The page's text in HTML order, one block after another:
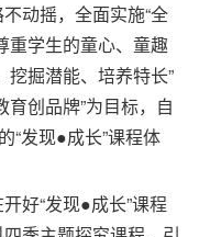
动摇，全面实施“全
重学生的童心、童趣
挖掘潜能、培养特长”
创品牌”为目标，自
“发现●成长”课程体
好“发现●成长”课程